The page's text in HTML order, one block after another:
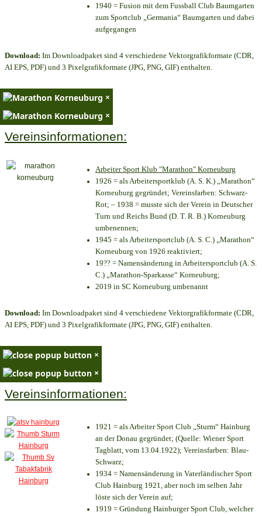
1940 = Fusion mit dem Fussball Club Baumgarten
zum Sportclub „Germania“ Baumgarten und dabei
aufgegangen
Download: Im Downloadpaket sind 4 verschiedene Vektorgrafikformate (CDR,
AI EPS, PDF) und 3 Pixelgrafikformate (JPG, PNG, GIF) enthalten.
×
×
Vereinsinformationen:
Arbeiter Sport Klub "Marathon" Korneuburg
1926 = als Arbeitersportklub (A. S. K.) „Marathon“
Korneuburg gegründet; Vereinsfarben: Schwarz-
Rot; – 1938 = musste sich der Verein in Deutscher
Turn und Reichs Bund (D. T. R. B.) Korneuburg
umbenennen;
1945 = als Arbeitersportclub (A. S. C.) „Marathon“
Korneuburg von 1926 reaktiviert;
19?? = Namensänderung in Arbeitersportclub (A. S.
C.) „Marathon-Sparkasse“ Korneuburg;
2019 in SC Korneuburg umbenannt
Download: Im Downloadpaket sind 4 verschiedene Vektorgrafikformate (CDR,
AI EPS, PDF) und 3 Pixelgrafikformate (JPG, PNG, GIF) enthalten.
×
×
Vereinsinformationen:
1921 = als Arbeiter Sport Club „Sturm“ Hainburg
an der Donau gegründet; (Quelle: Wiener Sport
Tagblatt, vom 13.04.1922); Vereinsfarben: Blau-
Schwarz;
1934 = Namensänderung in Vaterländischer Sport
Club Hainburg 1921, aber noch im selben Jahr
löste sich der Verein auf;
1919 = Gründung Hainburger Sport Club, welcher